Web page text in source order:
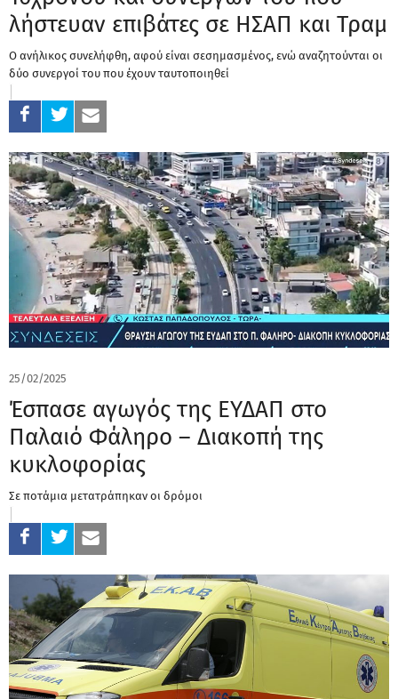
λήστευαν επιβάτες σε ΗΣΑΠ και Τραμ
Ο ανήλικος συνελήφθη, αφού είναι σεσημασμένος, ενώ αναζητούνται οι
δύο συνεργοί του που έχουν ταυτοποιηθεί
25/02/2025
Έσπασε αγωγός της ΕΥΔΑΠ στο
Παλαιό Φάληρο – Διακοπή της
κυκλοφορίας
Σε ποτάμια μετατράπηκαν οι δρόμοι